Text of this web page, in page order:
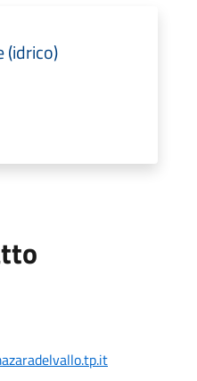
(idrico)